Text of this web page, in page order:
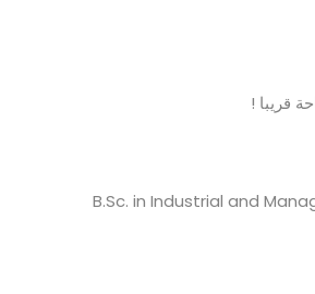
قريبا !
B.Sc. in Industrial and